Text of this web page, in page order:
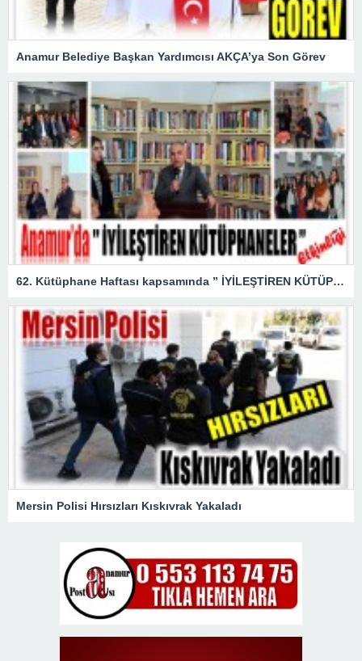
Anamur Belediye Başkan Yardımcısı AKÇA’ya Son Görev
62. Kütüphane Haftası kapsamında ” İYİLEŞTİREN KÜTÜPHANELER ” etkinliği düzenlendi.
Mersin Polisi Hırsızları Kıskıvrak Yakaladı